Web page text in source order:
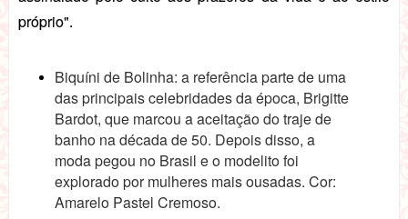
próprio".
Biquíni de Bolinha: a referência parte de uma
das principais celebridades da época, Brigitte
Bardot, que marcou a aceitação do traje de
banho na década de 50. Depois disso, a
moda pegou no Brasil e o modelito foi
explorado por mulheres mais ousadas. Cor:
Amarelo Pastel Cremoso.